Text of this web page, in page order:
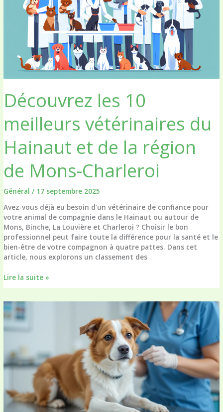
Découvrez les 10
meilleurs vétérinaires du
Hainaut et de la région
de Mons-Charleroi
Général / 17 septembre 2025
Avez-vous déjà eu besoin d’un vétérinaire de confiance pour
votre animal de compagnie dans le Hainaut ou autour de
Mons, Binche, La Louvière et Charleroi ? Choisir le bon
professionnel peut faire toute la différence pour la santé et le
bien-être de votre compagnon à quatre pattes. Dans cet
article, nous explorons un classement des
Découvrez
les
meilleurs
vétérinaires
du
de
la
Mons-
Charleroi
Lire la suite »